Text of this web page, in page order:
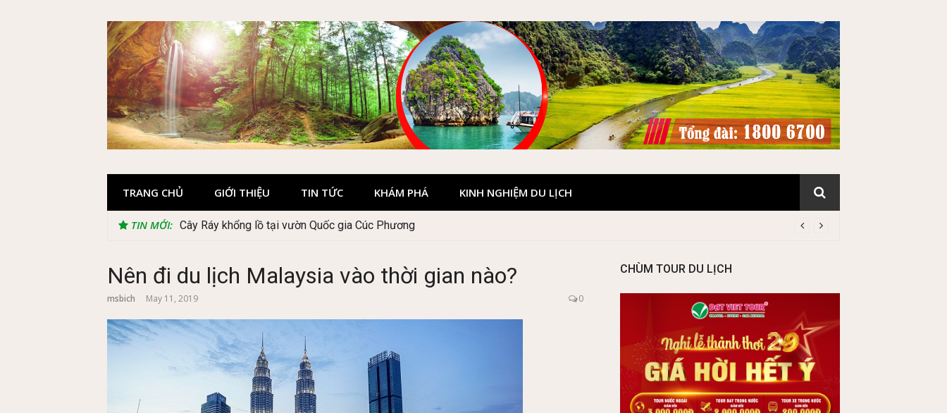
TRANG CHỦ GIỚI THIỆU TIN TỨC KHÁM PHÁ KINH NGHIỆM DU LỊCH
TIN MỚI: Cây Ráy khổng lồ tại vườn Quốc gia Cúc Phương
Nên đi du lịch Malaysia vào thời gian nào?
msbich May 11, 2019 0
CHÙM TOUR DU LỊCH